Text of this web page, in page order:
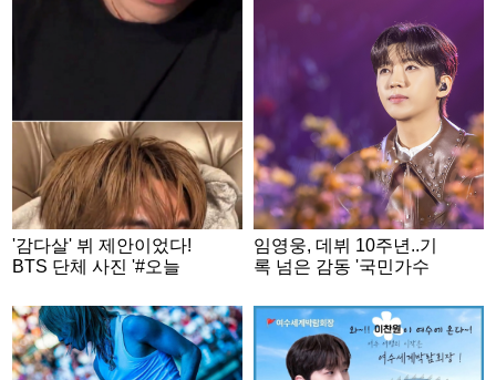
'감다살' 뷔 제안이었다!
BTS 단체 사진 '#오늘
임영웅, 데뷔 10주년..기
록 넘은 감동 '국민가수